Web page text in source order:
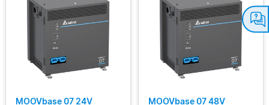
MOOVbase 07 24V
MOOVbase 07 48V